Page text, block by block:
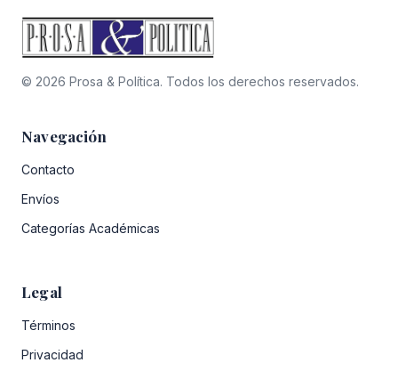
© 2026 Prosa & Política. Todos los derechos reservados.
Navegación
Contacto
Envíos
Categorías Académicas
Legal
Términos
Privacidad